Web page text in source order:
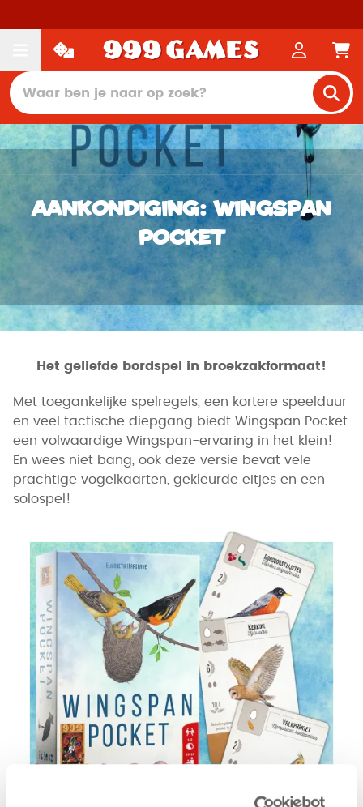
Aankondiging: Wingspan
Pocket
Het geliefde bordspel in broekzakformaat!
Met toegankelijke spelregels, een kortere speelduur
en veel tactische diepgang biedt Wingspan Pocket
een volwaardige Wingspan-ervaring in het klein!
En wees niet bang, ook deze versie bevat vele
prachtige vogelkaarten, gekleurde eitjes en een
solospel!